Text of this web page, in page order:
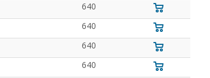
640
640
640
640